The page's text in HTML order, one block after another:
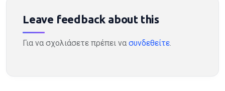
Leave feedback about this
Για να σχολιάσετε πρέπει να συνδεθείτε.